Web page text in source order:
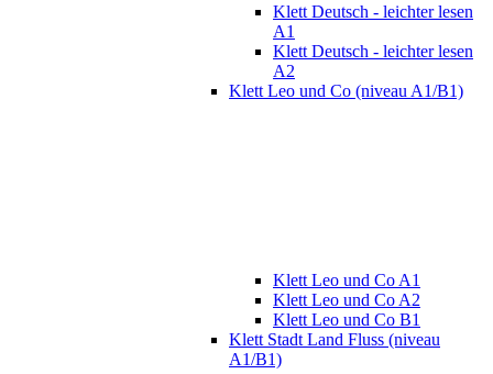
Klett Deutsch - leichter lesen
A1
Klett Deutsch - leichter lesen
A2
Klett Leo und Co (niveau A1/B1)
Klett Leo und Co A1
Klett Leo und Co A2
Klett Leo und Co B1
Klett Stadt Land Fluss (niveau
A1/B1)